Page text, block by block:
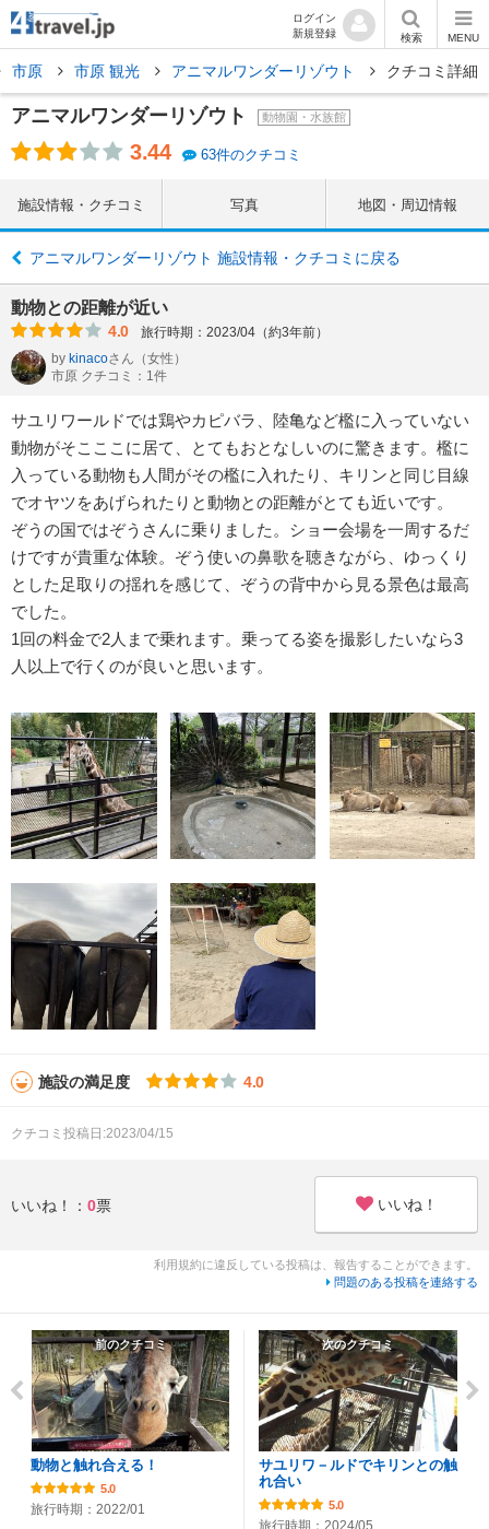
ログイン
新規登録
検索 MENU
市原 市原 観光 アニマルワンダーリゾウト クチコミ詳細
アニマルワンダーリゾウト 動物園・水族館
3.44 63件のクチコミ
施設情報・クチコミ 写真 地図・周辺情報
アニマルワンダーリゾウト 施設情報・クチコミに戻る
動物との距離が近い
4.0
旅行時期：2023/04（約3年前）
by kinacoさん （女性）
市原 クチコミ：1件
サユリワールドでは鶏やカピバラ、陸亀など檻に入っていない
動物がそこここに居て、とてもおとなしいのに驚きます。檻に
入っている動物も人間がその檻に入れたり、キリンと同じ目線
でオヤツをあげられたりと動物との距離がとても近いです。
ぞうの国ではぞうさんに乗りました。ショー会場を一周するだ
けですが貴重な体験。ぞう使いの鼻歌を聴きながら、ゆっくり
とした足取りの揺れを感じて、ぞうの背中から見る景色は最高
でした。
1回の料金で2人まで乗れます。乗ってる姿を撮影したいなら3
人以上で行くのが良いと思います。
施設の満足度 4.0
クチコミ投稿日:2023/04/15
いいね！： 0票 いいね！
利用規約に違反している投稿は、報告することができます。
問題のある投稿を連絡する
前のクチコミ
動物と触れ合える！
5.0
旅行時期：2022/01
次のクチコミ
サユリワ－ルドでキリンとの触
れ合い
5.0
旅行時期：2024/05